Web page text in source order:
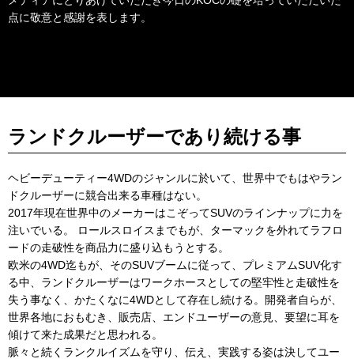
点に敬意と感謝を表します。
ランドクルーザーであり続ける事
ヘビーデューティー4WDのジャンルに於いて、世界中でもはやラン
ドクルーザーに競合出来る車種はない。
2017年現在世界中のメーカーはこぞってSUVのラインナップに力を
注いでいる。 ロールスロイスまでもが、ターマックを外れてラフロ
ードの走破性を商品力に盛り込もうとする。
欧米の4WD迄もが、そのSUVブームに従って、プレミアムSUV化す
る中、ランドクルーザーはワークホースとしての堅牢性と走破性を
失う事なく、かたくなに4WDとして存在し続ける。開発者自らが、
世界各地におもむき、販売店、エンドユーザーの意見、要望に耳を
傾けて来た成果だと思われる。
脈々と続くランクルイズムを守り、伝え、実践する姿は決してユー